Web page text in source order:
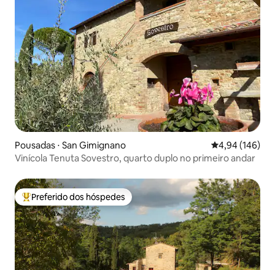
Pousadas ⋅ San Gimignano 4,94 de uma
4,94 (146)
Vinícola Tenuta Sovestro, quarto duplo no primeiro andar
Entre os melhores preferidos dos hóspedes
Preferido dos hóspedes